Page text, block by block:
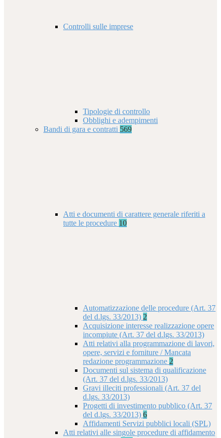
Controlli sulle imprese
Tipologie di controllo
Obblighi e adempimenti
Bandi di gara e contratti 569
Atti e documenti di carattere generale riferiti a
tutte le procedure 10
Automatizzazione delle procedure (Art. 37
del d.lgs. 33/2013) 2
Acquisizione interesse realizzazione opere
incompiute (Art. 37 del d.lgs. 33/2013)
Atti relativi alla programmazione di lavori,
opere, servizi e forniture / Mancata
redazione programmazione 2
Documenti sul sistema di qualificazione
(Art. 37 del d.lgs. 33/2013)
Gravi illeciti professionali (Art. 37 del
d.lgs. 33/2013)
Progetti di investimento pubblico (Art. 37
del d.lgs. 33/2013) 6
Affidamenti Servizi pubblici locali (SPL)
Atti relativi alle singole procedure di affidamento